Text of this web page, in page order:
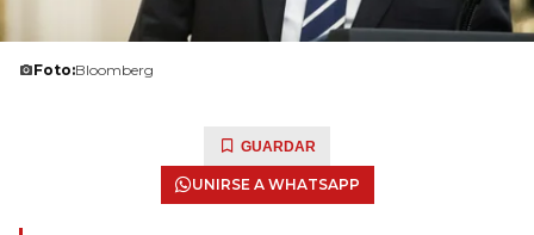
Foto:Bloomberg
GUARDAR
UNIRSE A WHATSAPP